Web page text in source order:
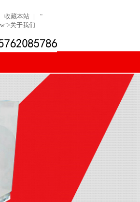
收藏本站 |
"
关于我们